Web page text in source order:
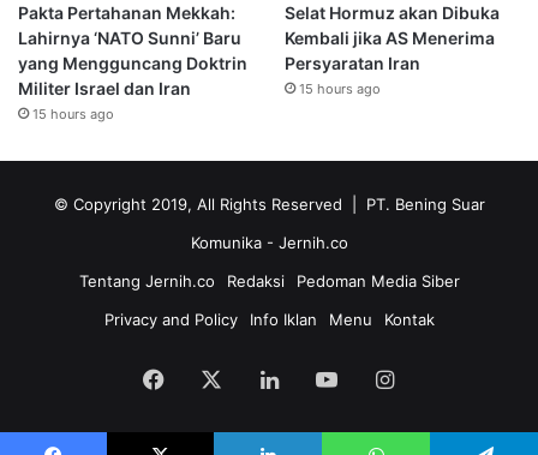
Pakta Pertahanan Mekkah:
Lahirnya ‘NATO Sunni’ Baru
yang Mengguncang Doktrin
Militer Israel dan Iran
15 hours ago
Selat Hormuz akan Dibuka
Kembali jika AS Menerima
Persyaratan Iran
15 hours ago
© Copyright 2019, All Rights Reserved | PT. Bening Suar
Komunika - Jernih.co
Tentang Jernih.co
Redaksi
Pedoman Media Siber
Privacy and Policy
Info Iklan Menu Kontak
Facebook LinkedInYouTubeInstagram